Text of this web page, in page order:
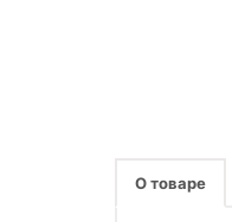
О товаре